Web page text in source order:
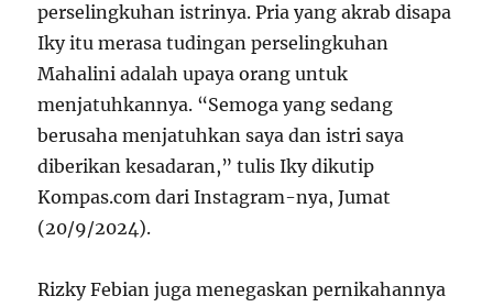
perselingkuhan istrinya. Pria yang akrab disapa
Iky itu merasa tudingan perselingkuhan
Mahalini adalah upaya orang untuk
menjatuhkannya. “Semoga yang sedang
berusaha menjatuhkan saya dan istri saya
diberikan kesadaran,” tulis Iky dikutip
Kompas.com dari Instagram-nya, Jumat
(20/9/2024).
Rizky Febian juga menegaskan pernikahannya